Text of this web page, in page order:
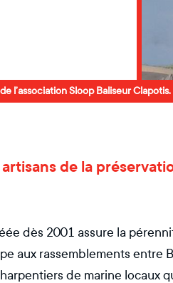
l’association Sloop Baliseur Clapotis.
de la
dès 2001 assure la
aux rassemblements entre
de marine locaux